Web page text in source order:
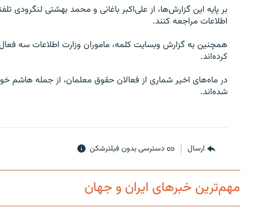
گزارش‌های ویدئویی
بر پایه اين گزارش‌ها، از علی‌اكبر باغانی و محمد بهشتی لنگرودی
اطلاعات مراجعه كنند.
همچنین به گزارش وبسايت كلمه، ماموران وزارت اطلاعات سه
کرده‌اند.
در ماه‌های اخیر شماری از فعالان حقوق معلمان، از جمله هاشم
شده‌اند.
ارسال دسترسی بدون فیلترشکن
مهم‌ترین خبرهای ایران و جهان